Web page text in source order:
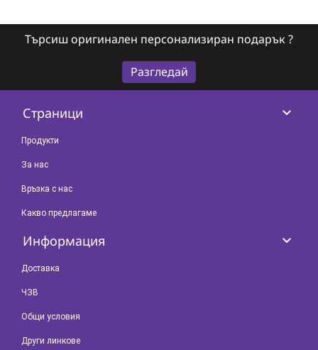
Търсиш оригинален персонализиран подарък ?
Разгледай
Страници keyboard_arrow_down
Продукти
За нас
Връзка с нас
Какво предлагаме
Информация keyboard_arrow_down
Доставка
ЧЗВ
Общи условия
Други линкове